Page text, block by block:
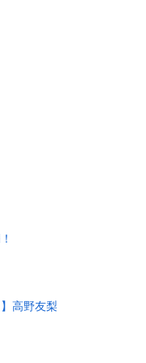
高野友梨